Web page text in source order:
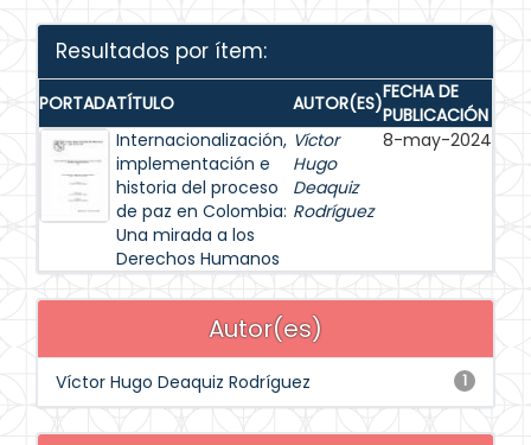
Resultados por ítem:
PORTADATÍTULO AUTOR(ES)FECHA DE
PUBLICACIÓN
Internacionalización,
implementación e
historia del proceso
de paz en Colombia:
Una mirada a los
Derechos Humanos
Víctor
Hugo
Deaquiz
Rodríguez
8-may-2024
Autor(es)
1
Víctor Hugo Deaquiz Rodríguez